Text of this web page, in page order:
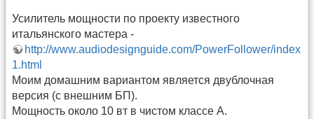
Усилитель мощности по проекту известного
итальянского мастера -
http://www.audiodesignguide.com/PowerFollower/index
1.html
Моим домашним вариантом является двублочная
версия (с внешним БП).
Мощность около 10 вт в чистом классе А.